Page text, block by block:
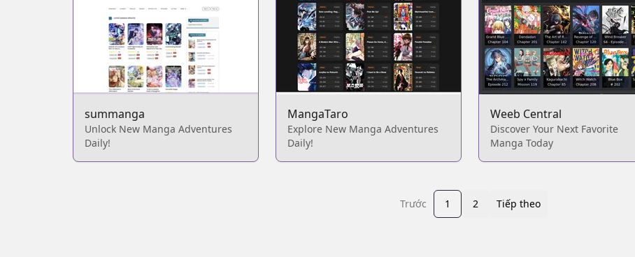
summanga
Unlock New Manga Adventures
Daily!
MangaTaro
Explore New Manga Adventures
Daily!
Weeb Central
Discover Your Next Favorite
Manga Today
Trước 1 2 Tiếp theo